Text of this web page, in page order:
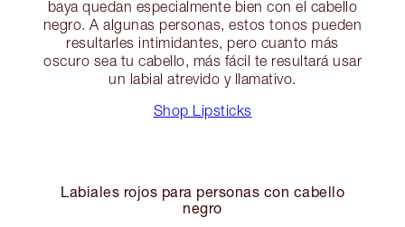
baya quedan especialmente bien con el cabello
negro. A algunas personas, estos tonos pueden
resultarles intimidantes, pero cuanto más
oscuro sea tu cabello, más fácil te resultará usar
un labial atrevido y llamativo.
Shop Lipsticks
Labiales rojos para personas con cabello
negro